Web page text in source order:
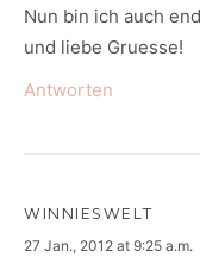
Nun bin ich auch
und liebe Gruesse!
Antworten
WINNIESWELT
says:
27 Jan., 2012 at 9:25 a.m.